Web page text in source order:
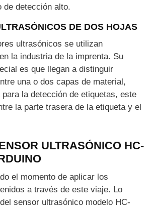
de detección alto.
DE DOS HOJAS
ultrasónicos se utilizan
la industria de la imprenta. Su
es que llegan a distinguir
una o dos capas de material,
la detección de etiquetas, este
la parte trasera de la etiqueta y el
ULTRASÓNICO HC-
el momento de aplicar los
a través de este viaje. Lo
sensor ultrasónico modelo HC-